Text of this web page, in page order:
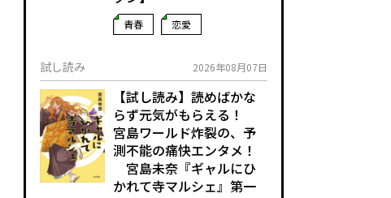
青春 恋愛
試し読み 2026年08月07日
【試し読み】読めばかな
らず元気がもらえる！
宮島ワールド炸裂の、予
測不能の痛快エンタメ！
宮島未奈『ギャルにひ
かれて寺マルシェ』第一